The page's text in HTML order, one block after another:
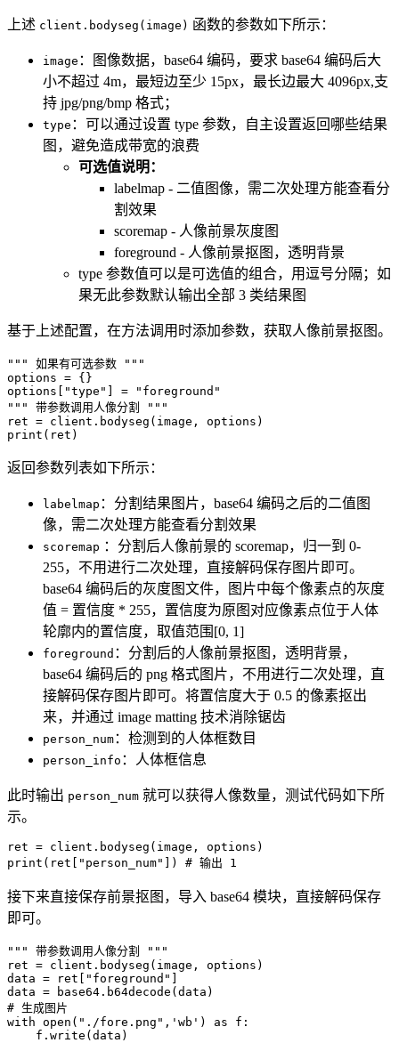
上述 client.bodyseg(image) 函数的参数如下所示：
image ：图像数据，base64 编码，要求 base64 编码后大
小不超过 4m，最短边至少 15px，最长边最大 4096px,支
持 jpg/png/bmp 格式；
type ：可以通过设置 type 参数，自主设置返回哪些结果
图，避免造成带宽的浪费
可选值说明：
labelmap - 二值图像，需二次处理方能查看分
割效果
scoremap - 人像前景灰度图
foreground - 人像前景抠图，透明背景
type 参数值可以是可选值的组合，用逗号分隔；如
果无此参数默认输出全部 3 类结果图
基于上述配置，在方法调用时添加参数，获取人像前景抠图。
""" 如果有可选参数 """
options = {}
options [ "type" ] =
"foreground"
""" 带参数调用人像分割 """
ret = client . bodyseg ( image , options )
print ( ret )
返回参数列表如下所示：
labelmap ：分割结果图片，base64 编码之后的二值图
像，需二次处理方能查看分割效果
scoremap ：分割后人像前景的 scoremap，归一到 0-
255，不用进行二次处理，直接解码保存图片即可。
base64 编码后的灰度图文件，图片中每个像素点的灰度
值 = 置信度 * 255，置信度为原图对应像素点位于人体
轮廓内的置信度，取值范围[0, 1]
foreground ：分割后的人像前景抠图，透明背景，
base64 编码后的 png 格式图片，不用进行二次处理，直
接解码保存图片即可。将置信度大于 0.5 的像素抠出
来，并通过 image matting 技术消除锯齿
person_num ：检测到的人体框数目
person_info ：人体框信息
此时输出 person_num 就可以获得人像数量，测试代码如下所
示。
ret = client . bodyseg ( image , options )
print ( ret [ "person_num" ] ) # 输出 1
接下来直接保存前景抠图，导入 base64 模块，直接解码保存
即可。
""" 带参数调用人像分割 """
ret = client . bodyseg ( image , options )
data = ret [ "foreground" ]
data = base64 . b64decode (data )
# 生成图片
with open ( "./fore.png" , 'wb' ) as f :
    f
. write (data )